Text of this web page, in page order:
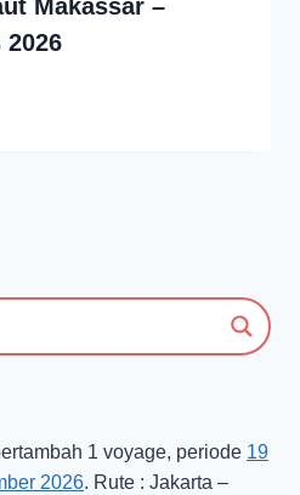
Makassar –
1 voyage, periode 19
2026. Rute : Jakarta –